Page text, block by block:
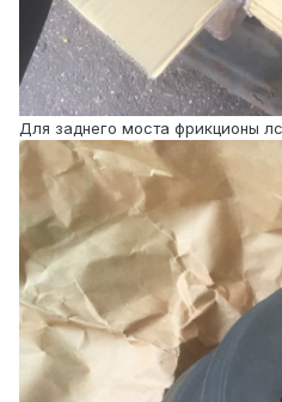
Для заднего моста фрикционы